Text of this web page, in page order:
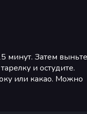
минут. Затем выньте
и остудите.
или какао. Можно